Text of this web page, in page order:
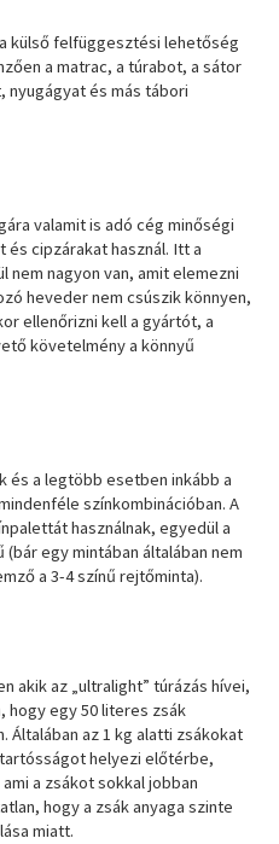
külső felfüggesztési lehetőség
a matrac, a túrabot, a sátor
nyugágyat és más tábori
valamit is adó cég minőségi
cipzárakat használ. Itt a
nagyon van, amit elemezni
heveder nem csúszik könnyen,
ellenőrizni kell a gyártót, a
követelmény a könnyű
és a legtöbb esetben inkább a
színkombinációban. A
használnak, egyedül a
egy mintában általában nem
a 3-4 színű rejtőminta).
akik az „ultralight” túrázás hívei,
hogy egy 50 literes zsák
Általában az 1 kg alatti zsákokat
helyezi előtérbe,
a zsákot sokkal jobban
hogy a zsák anyaga szinte
miatt.